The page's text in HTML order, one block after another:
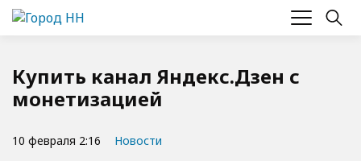
Купить канал Яндекс.Дзен с
монетизацией
10 февраля 2:16 Новости